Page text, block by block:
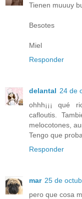
Tienen muuuy
Besotes
Miel
Responder
delantal 24 de
ohhh¡¡¡ qué
cafloutis.
melocotones,
Tengo que
Responder
mar 25 de
pero que cosa